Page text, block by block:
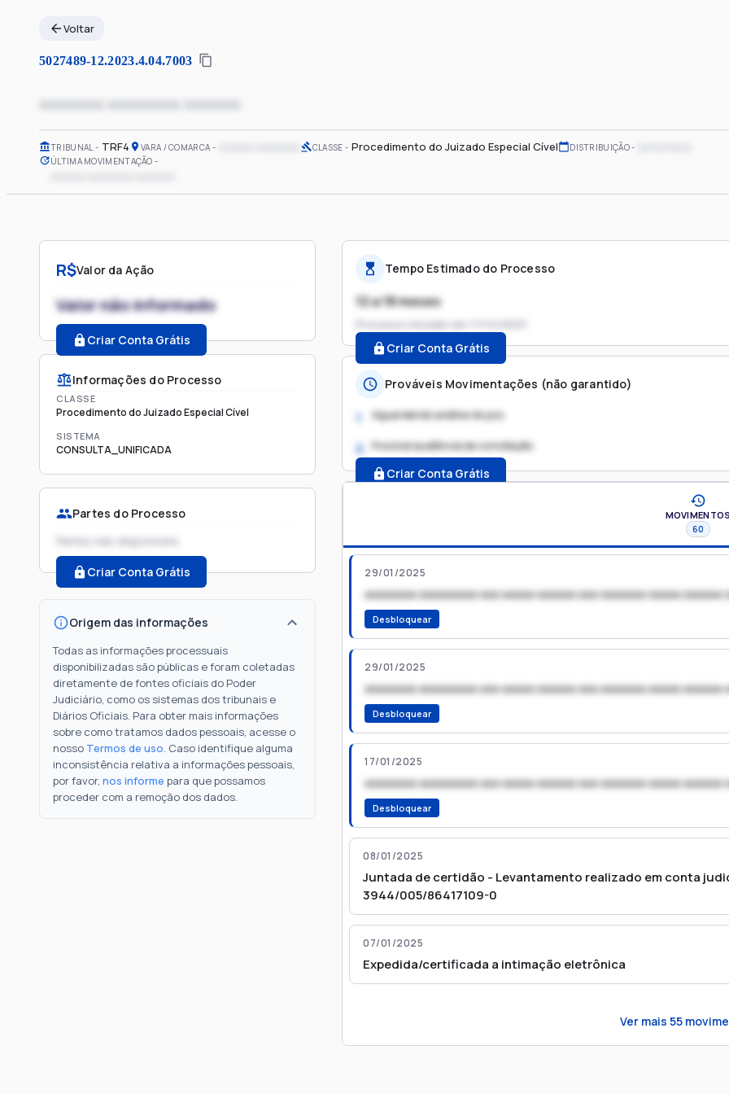
Voltar
5027489-12.2023.4.04.7003
xxxxxxxx xxxxxxxxx xxxxxxx
TRIBUNAL TRF4 VARA / COMARCA CLASSE Procedimento do Juizado Especial Cível DISTRIBUIÇÃO
ÚLTIMA MOVIMENTAÇÃO
R$Valor da Ação
Valor não informado
Criar Conta Grátis
Informações do Processo
CLASSE
Procedimento do Juizado Especial Cível
SISTEMA
CONSULTA_UNIFICADA
Partes do Processo
Partes não disponíveis
Criar Conta Grátis
Origem das informações
Todas as informações processuais
disponibilizadas são públicas e foram coletadas
diretamente de fontes oficiais do Poder
Judiciário, como os sistemas dos tribunais e
Diários Oficiais. Para obter mais informações
sobre como tratamos dados pessoais, acesse o
nosso Termos de uso. Caso identifique alguma
inconsistência relativa a informações pessoais,
por favor, nos informe para que possamos
proceder com a remoção dos dados.
Tempo Estimado do Processo
12 a 18 meses
Processo iniciado em
Criar Conta Grátis
Prováveis Movimentações (não garantido)
1. Aguardando análise do juiz
2. Possível audiência de conciliação
Criar Conta Grátis
MOVIMENTOS
60
29/01/2025
xxxxxxxx xxxxxxxxx xxx xxxxx xxxxxx xxx xxxxxxx xxxxx xxxxxx
Desbloquear
29/01/2025
xxxxxxxx xxxxxxxxx xxx xxxxx xxxxxx xxx xxxxxxx xxxxx xxxxxx
Desbloquear
17/01/2025
xxxxxxxx xxxxxxxxx xxx xxxxx xxxxxx xxx xxxxxxx xxxxx xxxxxx
Desbloquear
08/01/2025
Juntada de certidão - Levantamento realizado em conta
3944/005/86417109-0
07/01/2025
Expedida/certificada a intimação eletrônica
Ver mais 55